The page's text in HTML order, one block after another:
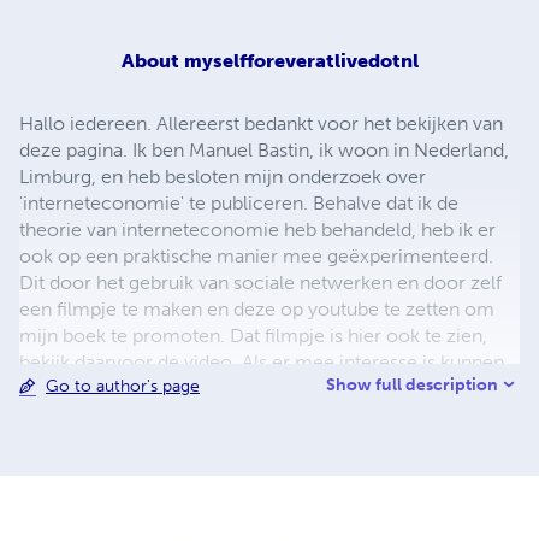
About myselfforeveratlivedotnl
Hallo iedereen. Allereerst bedankt voor het bekijken van
deze pagina. Ik ben Manuel Bastin, ik woon in Nederland,
Limburg, en heb besloten mijn onderzoek over
'interneteconomie' te publiceren. Behalve dat ik de
theorie van interneteconomie heb behandeld, heb ik er
ook op een praktische manier mee geëxperimenteerd.
Dit door het gebruik van sociale netwerken en door zelf
een filmpje te maken en deze op youtube te zetten om
mijn boek te promoten. Dat filmpje is hier ook te zien,
bekijk daarvoor de video. Als er mee interesse is kunnen
jullie mij ook volgen op: facebook: 'interneteconomie'
Go to author's page Show full description